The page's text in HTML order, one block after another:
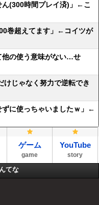
ん(300時間プレイ済)」←こ
巻超えてます」←コイツが
他の使う意味がない…せ
けじゃなく努力で逆転でき
ずに使っちゃいましたｗ」←
ゲーム
game
YouTube
story
てな